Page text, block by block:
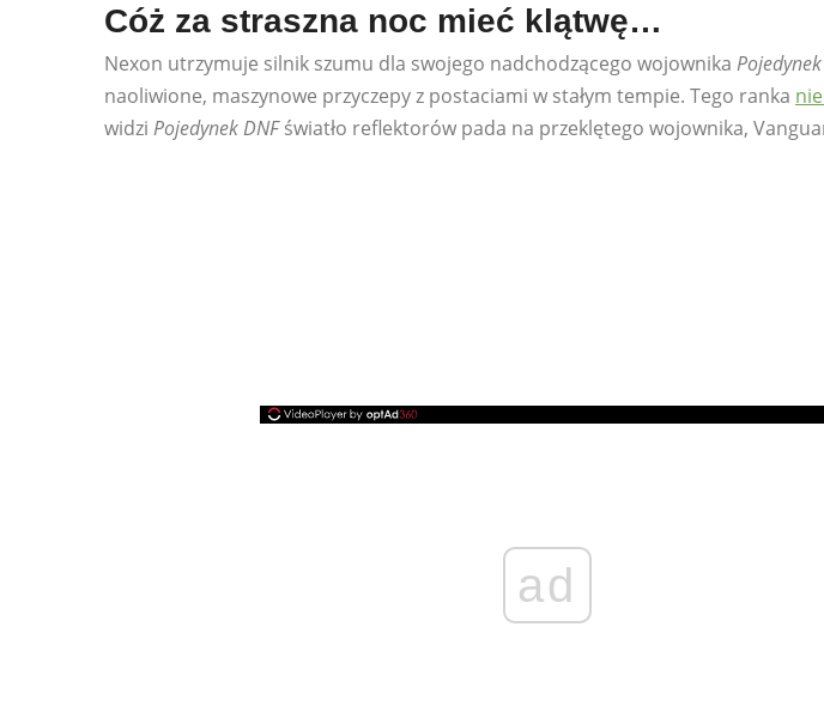
Cóż za straszna noc mieć klątwę…
Nexon utrzymuje silnik szumu dla swojego nadchodzącego wojownika
naoliwione, maszynowe przyczepy z postaciami w stałym tempie. Tego ranka
widzi Pojedynek DNFświatło reflektorów pada na przeklętego wojownika,
ad